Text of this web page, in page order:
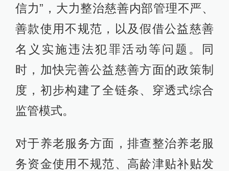
信力”，大力整治慈善内部管理不严、
善款使用不规范，以及假借公益慈善
名义实施违法犯罪活动等问题。同
时，加快完善公益慈善方面的政策制
度，初步构建了全链条、穿透式综合
监管模式。
对于养老服务方面，排查整治养老服
务资金使用不规范、高龄津贴补贴发